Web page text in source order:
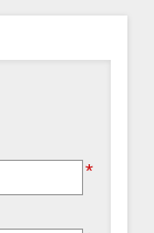
*